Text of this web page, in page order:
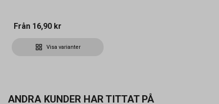
Från 16,90 kr
Visa varianter
ANDRA KUNDER HAR TITTAT PÅ